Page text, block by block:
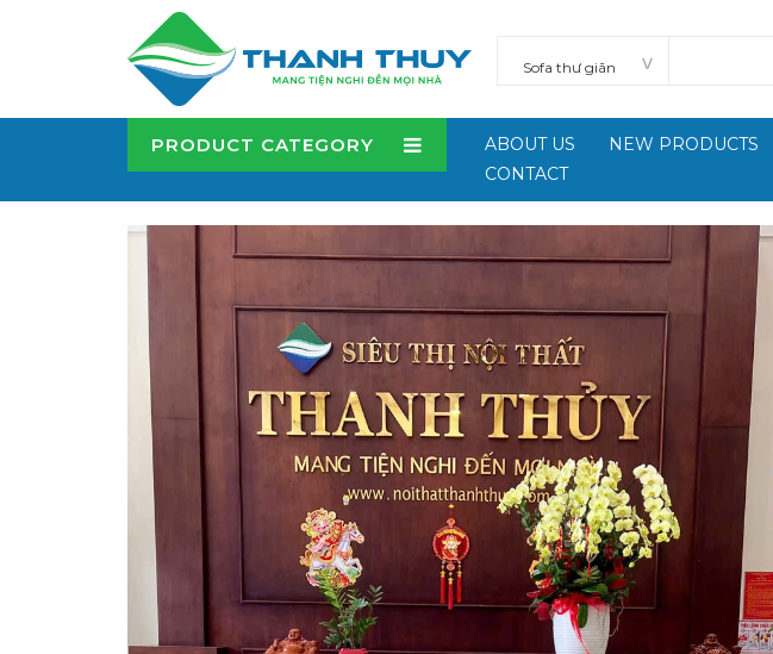
PRODUCT CATEGORY ABOUT US NEW PRODUCTS
CONTACT